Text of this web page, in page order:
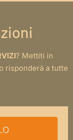
? Mettiti in
risponderà a tutte